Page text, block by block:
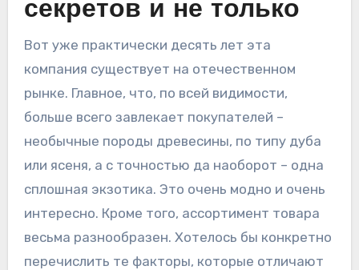
секретов и не только
Вот уже практически десять лет эта
компания существует на отечественном
рынке. Главное, что, по всей видимости,
больше всего завлекает покупателей –
необычные породы древесины, по типу дуба
или ясеня, а с точностью да наоборот – одна
сплошная экзотика. Это очень модно и очень
интересно. Кроме того, ассортимент товара
весьма разнообразен. Хотелось бы конкретно
перечислить те факторы, которые отличают